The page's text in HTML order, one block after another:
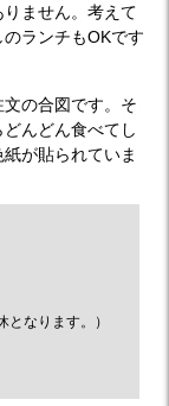
ません。考えて
ランチもOKです
の合図です。そ
んどん食べてし
が貼られていま
なります。）